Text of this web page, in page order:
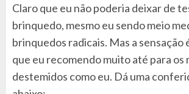
Claro que eu não poderia deixar de
brinquedo, mesmo eu sendo meio
brinquedos radicais. Mas a sensação
que eu recomendo muito até para os
destemidos como eu. Dá uma